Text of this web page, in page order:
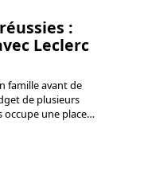
:
Leclerc
famille avant de
de plusieurs
occupe une place…